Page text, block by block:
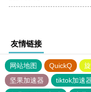
友情链接
网站地图 QuickQ
坚果加速器
tiktok加速